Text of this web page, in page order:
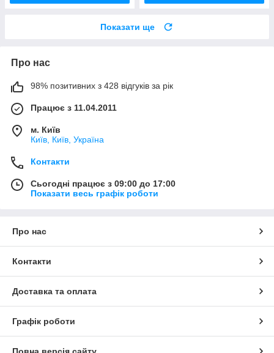
Показати ще
Про нас
98% позитивних з 428 відгуків за рік
Працює з 11.04.2011
м. Київ
Київ, Київ, Україна
Контакти
Сьогодні працює з 09:00 до 17:00
Показати весь графік роботи
Про нас
Контакти
Доставка та оплата
Графік роботи